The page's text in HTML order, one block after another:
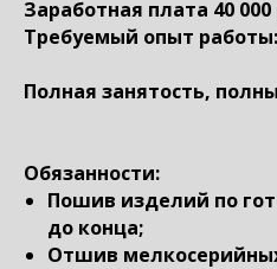
Заработная плата 40 000
Требуемый опыт
Полная занятость,
Обязанности:
Пошив изделий по
до конца;
Отшив